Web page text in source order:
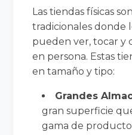
Las tiendas físicas
tradicionales donde
pueden ver, tocar y
en persona. Estas
en tamaño y tipo:
Grandes
gran superficie
gama de